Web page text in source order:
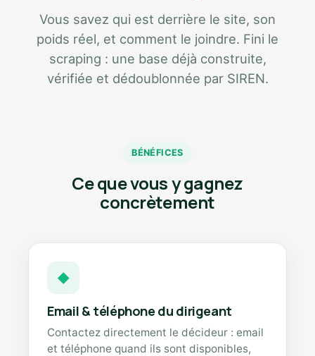
Vous savez qui est derrière le site, son
poids réel, et comment le joindre. Fini le
scraping : une base déjà construite,
vérifiée et dédoublonnée par SIREN.
BÉNÉFICES
Ce que vous y gagnez
concrètement
◆
Email & téléphone du dirigeant
Contactez directement le décideur : email
et téléphone quand ils sont disponibles,